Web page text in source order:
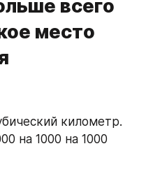
всего
место
километр.
на 1000 на 1000